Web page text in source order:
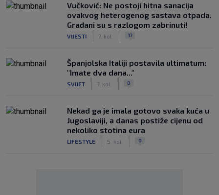
Vučković: Ne postoji hitna sanacija
ovakvog heterogenog sastava otpada.
Građani su s razlogom zabrinuti!
VIJESTI 7. kol. 17
Španjolska Italiji postavila ultimatum:
"Imate dva dana..."
SVIJET 7. kol. 0
Nekad ga je imala gotovo svaka kuća u
Jugoslaviji, a danas postiže cijenu od
nekoliko stotina eura
LIFESTYLE 5. kol. 0